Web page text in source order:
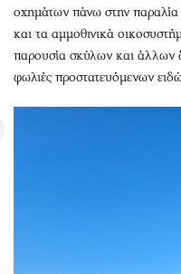
οχημάτων πάνω στην
και τα αμμοθινικά
παρουσία σκύλων και άλλων
φωλιές προστατευόμενων